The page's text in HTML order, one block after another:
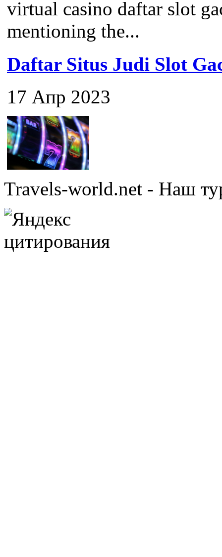
virtual casino daftar slot
mentioning the...
Daftar Situs Judi Slot
17 Апр 2023
Travels-world.net - Наш